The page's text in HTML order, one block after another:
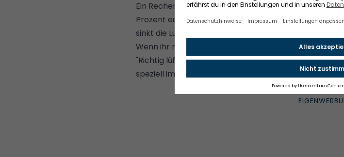
Ein Rechenbeispiel: Wenn ihr bei zehn Grad und
Prozent euerSchlafzimmer lüftetund die Luft danach
sinkt die Luftfeuchtigkeit um etwa 50 Prozent.
Wenn ihr nun wissen wollt, wie ihr grundsätzlich
"Richtig lüften: So sorgt ihr für saubere, frische Luft in
speziell im Winter aus?
Wir sagen es euch in unserem